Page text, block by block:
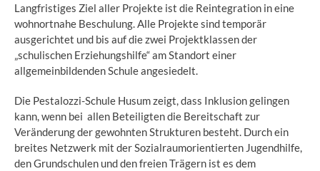
Langfristiges Ziel aller Projekte ist die Reintegration in eine
wohnortnahe Beschulung. Alle Projekte sind temporär
ausgerichtet und bis auf die zwei Projektklassen der
„schulischen Erziehungshilfe“ am Standort einer
allgemeinbildenden Schule angesiedelt.
Die Pestalozzi-Schule Husum zeigt, dass Inklusion gelingen
kann, wenn bei allen Beteiligten die Bereitschaft zur
Veränderung der gewohnten Strukturen besteht. Durch ein
breites Netzwerk mit der Sozialraumorientierten Jugendhilfe,
den Grundschulen und den freien Trägern ist es dem